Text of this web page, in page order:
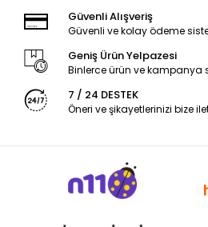
Güvenli Alışveriş
Güvenli ve kolay ödeme
Geniş Ürün Yelpazesi
Binlerce ürün ve kampanya
7 / 24 DESTEK
Öneri ve şikayetlerinizi bize